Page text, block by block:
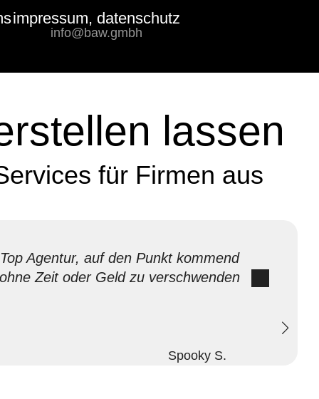
impressum, datenschutz
info@baw.gmbh
lassen
für Firmen aus
Top Agentur, auf den Punkt kommend
ohne Zeit oder Geld zu verschwenden
Spooky S.